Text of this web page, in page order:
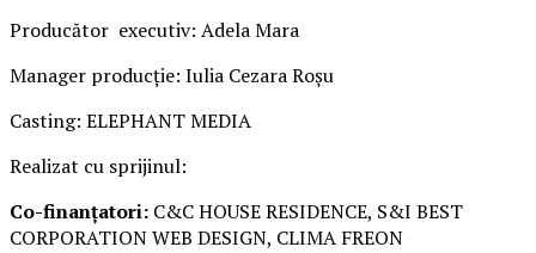
Producător executiv: Adela Mara
Manager producție: Iulia Cezara Roșu
Casting: ELEPHANT MEDIA
Realizat cu sprijinul:
Co-finanțatori: C&C HOUSE RESIDENCE, S&I BEST
CORPORATION WEB DESIGN, CLIMA FREON